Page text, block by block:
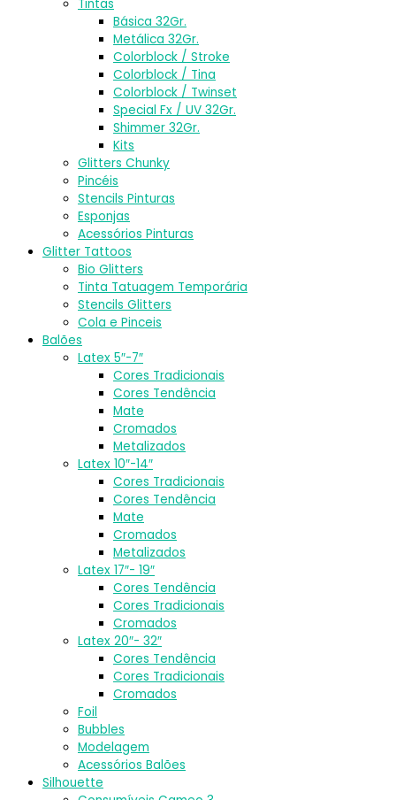
Tintas
Básica 32Gr.
Metálica 32Gr.
Colorblock / Stroke
Colorblock / Tina
Colorblock / Twinset
Special Fx / UV 32Gr.
Shimmer 32Gr.
Kits
Glitters Chunky
Pincéis
Stencils Pinturas
Esponjas
Acessórios Pinturas
Glitter Tattoos
Bio Glitters
Tinta Tatuagem Temporária
Stencils Glitters
Cola e Pinceis
Balões
Latex 5″-7″
Cores Tradicionais
Cores Tendência
Mate
Cromados
Metalizados
Latex 10″-14″
Cores Tradicionais
Cores Tendência
Mate
Cromados
Metalizados
Latex 17″- 19″
Cores Tendência
Cores Tradicionais
Cromados
Latex 20″- 32″
Cores Tendência
Cores Tradicionais
Cromados
Foil
Bubbles
Modelagem
Acessórios Balões
Silhouette